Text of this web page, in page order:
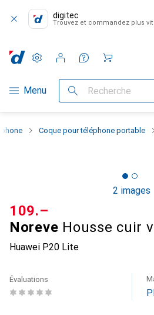
digitec
Trouvez et commandez plus
Navigation par catégorie
Menu Recherche
Paramètres
Compte client
Listes de comparaison
Listes d'envies
Panier
Coque pour téléphone portable
2 images
Noreve Housse cuir
Huawei P20 Lite
CHF
109.–
Évaluations